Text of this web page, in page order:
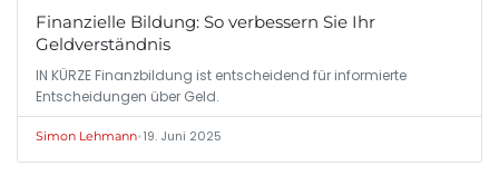
Finanzielle Bildung: So verbessern Sie Ihr
Geldverständnis
IN KÜRZE Finanzbildung ist entscheidend für informierte
Entscheidungen über Geld.
Simon Lehmann•19. Juni 2025